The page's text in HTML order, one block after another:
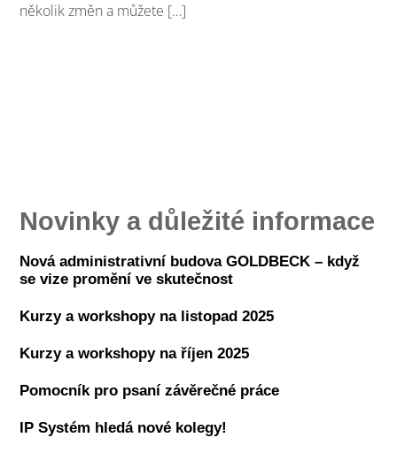
několik změn a můžete […]
Novinky a důležité informace
Nová administrativní budova GOLDBECK – když
se vize promění ve skutečnost
Kurzy a workshopy na listopad 2025
Kurzy a workshopy na říjen 2025
Pomocník pro psaní závěrečné práce
IP Systém hledá nové kolegy!